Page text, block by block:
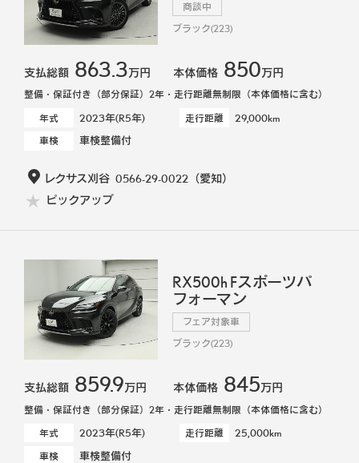
商談中
ブラック(223)
支払総額 863.3万円 本体価格 850万円
整備・保証付き（部分保証）2年・走行距離無制限（本体価格に含む）
年式
2023年(R5年) 走行距離 29,000km
車検 車検整備付
レクサス刈谷 0566-29-0022 （愛知）
ピックアップ
RX500h Fスポーツパ
フォーマン
フェア対象車
ブラック(223)
支払総額 859.9万円 本体価格 845万円
整備・保証付き（部分保証）2年・走行距離無制限（本体価格に含む）
年式
2023年(R5年) 走行距離 25,000km
車検 車検整備付